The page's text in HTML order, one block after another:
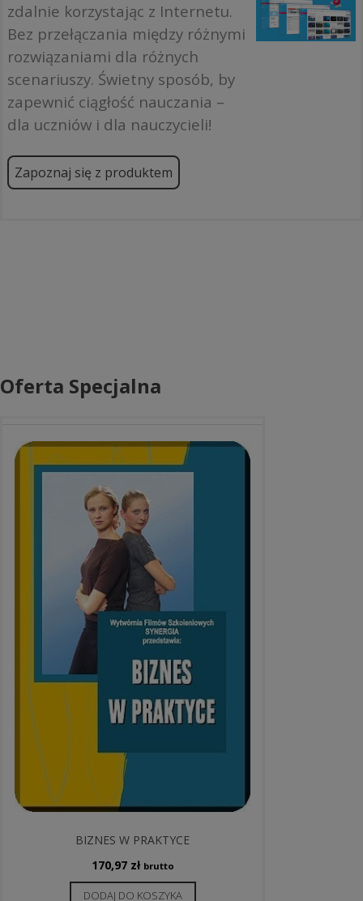
zdalnie korzystając z Internetu.
Bez przełączania między różnymi
rozwiązaniami dla różnych
scenariuszy. Świetny sposób, by
zapewnić ciągłość nauczania –
dla uczniów i dla nauczycieli!
Zapoznaj się z produktem
Oferta Specjalna
BIZNES W PRAKTYCE
170,97 zł brutto
DODAJ DO KOSZYKA